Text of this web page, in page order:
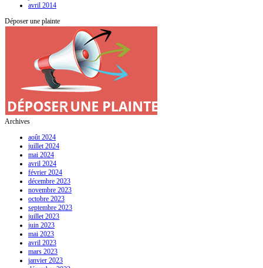
avril 2014
Déposer une plainte
Archives
août 2024
juillet 2024
mai 2024
avril 2024
février 2024
décembre 2023
novembre 2023
octobre 2023
septembre 2023
juillet 2023
juin 2023
mai 2023
avril 2023
mars 2023
janvier 2023